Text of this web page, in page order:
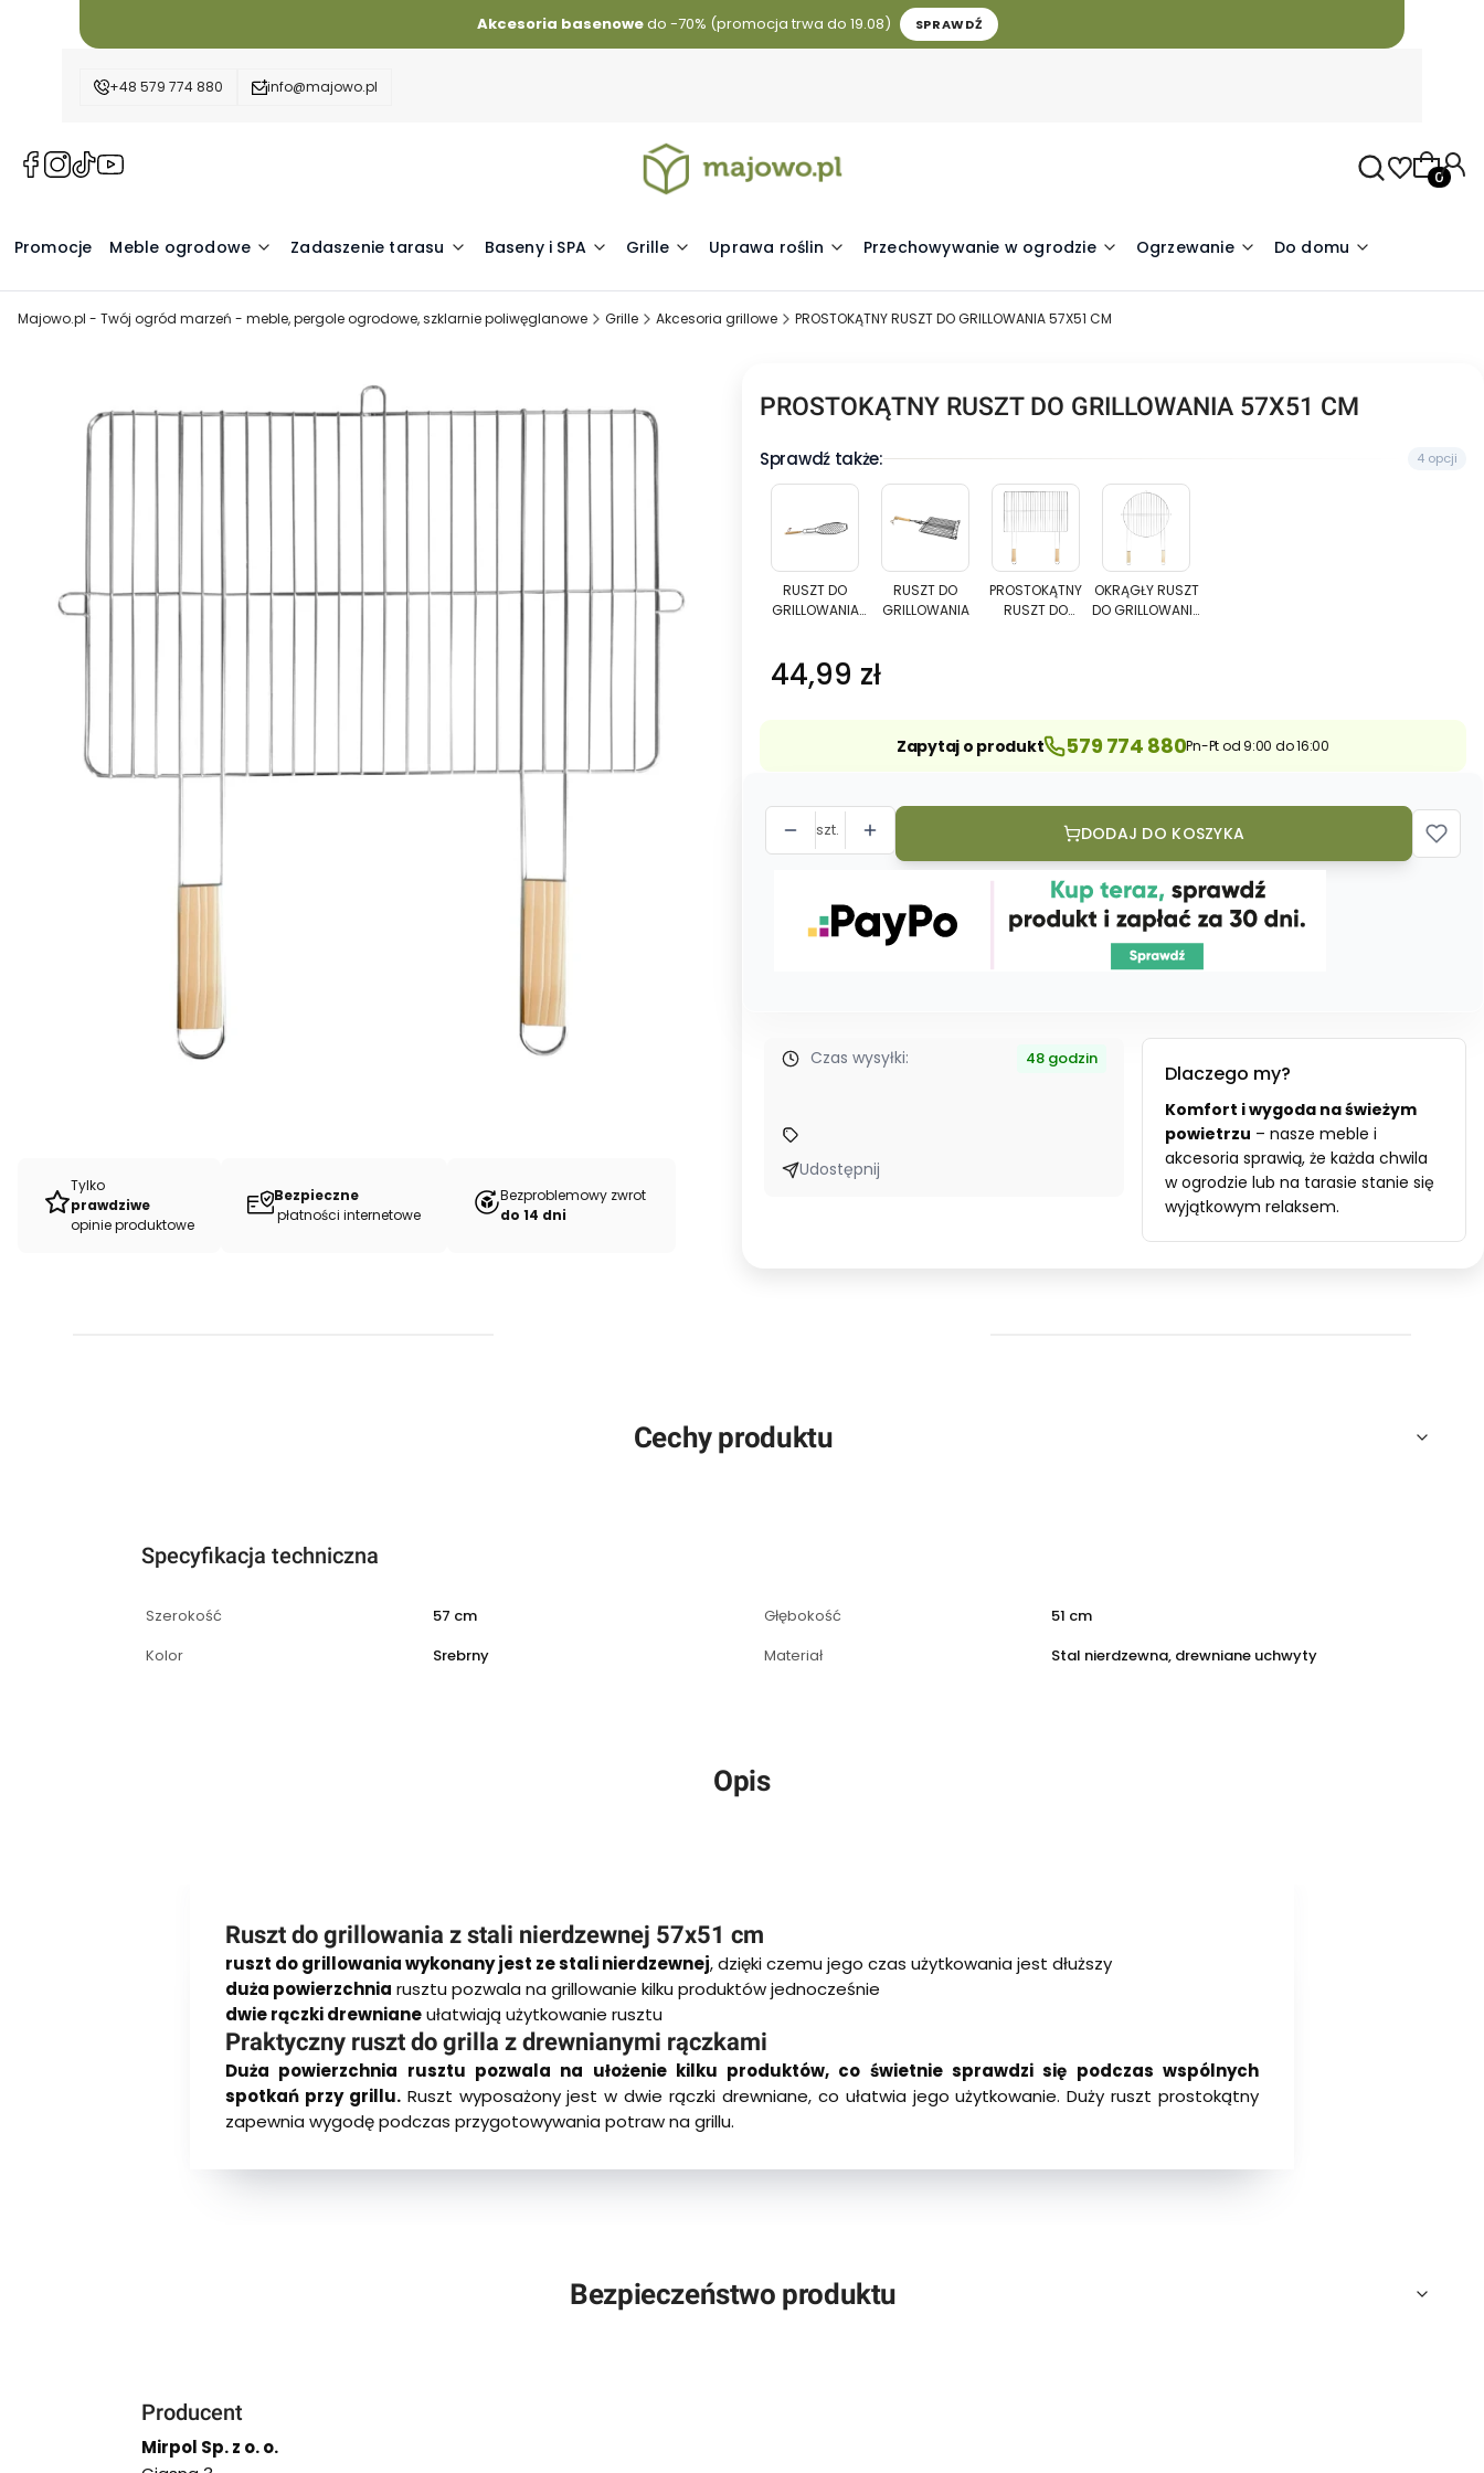
Akcesoria basenowedo -70% (promocja trwa do 19.08) SPRAWDŹ
+48 579 774 880 info@majowo.pl
(Otwiera
nowej
karcie)
(Otwiera
nowej
karcie)
(Otwiera
nowej
(Otwiera
nowej
karcie)
Promocje Meble ogrodowe Zadaszenie tarasu Baseny i SPA Grille Uprawa roślin Przechowywanie w ogrodzie Ogrzewanie Do domu
Majowo.pl - Twój ogród marzeń - meble, pergole ogrodowe, szklarnie poliwęglanowe Grille Akcesoria grillowe PROSTOKĄTNY RUSZT DO GRILLOWANIA 57X51 CM
Tylko
prawdziwe
opinie produktowe
Bezpieczne
płatności internetowe
Bezproblemowy zwrot
do 14 dni
PROSTOKĄTNY RUSZT DO GRILLOWANIA 57X51 CM
Sprawdź także: 4 opcji
RUSZT
GRILLOWANIA
RYB
RUSZT DO
GRILLOWANIA
RUSZT
GRILLOWANIA
RUSZT DO
GRILLOWANIA
PROSTOKĄTNY
RUSZT
DO
GRILLOWANIA
PROSTOKĄTNY
RUSZT DO
OKRĄGŁY
RUSZT
DO
GRILLOWANIA
OKRĄGŁY RUSZT
DO GRILLOWANIA
Cena
44,99 zł
Zapytaj o produkt 579 774 880Pn-Pt od 9:00 do 16:00
szt. DODAJ DO KOSZYKA
Czas wysyłki: 48 godzin
Udostępnij
Dlaczego my?
Komfort i wygoda na świeżym
powietrzu – nasze meble i
akcesoria sprawią, że każda chwila
w ogrodzie lub na tarasie stanie się
wyjątkowym relaksem.
Cechy produktu
Specyfikacja techniczna
Szerokość 57 cm Głębokość
51 cm
Kolor
Srebrny Materiał Stal nierdzewna, drewniane uchwyty
Opis
Ruszt do grillowania z stali nierdzewnej 57x51 cm
ruszt do grillowania wykonany jest ze stali nierdzewnej, dzięki czemu jego czas użytkowania jest dłuższy
duża powierzchnia rusztu pozwala na grillowanie kilku produktów jednocześnie
dwie rączki drewnianeułatwiają użytkowanie rusztu
Praktyczny ruszt do grilla z drewnianymi rączkami
Duża powierzchnia rusztu pozwala na ułożenie kilku produktów, co świetnie sprawdzi się podczas wspólnych
spotkań przy grillu.Ruszt wyposażony jest w dwie rączki drewniane, co ułatwia jego użytkowanie. Duży ruszt prostokątny
zapewnia wygodę podczas przygotowywania potraw na grillu.
Bezpieczeństwo produktu
Producent
Mirpol Sp. z o. o.